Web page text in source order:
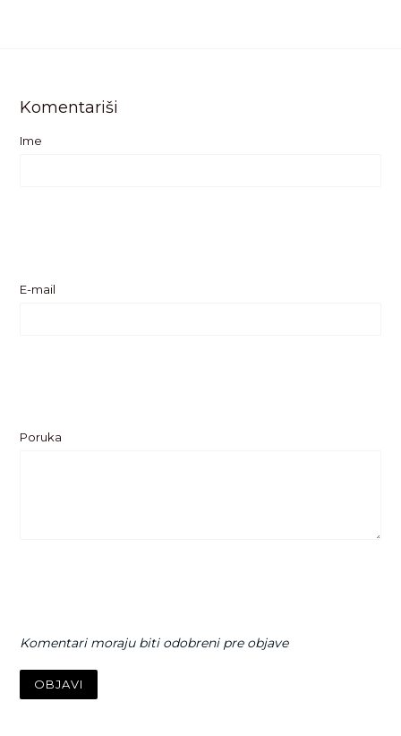
Komentariši
Ime
E-mail
Poruka
Komentari moraju biti odobreni pre objave